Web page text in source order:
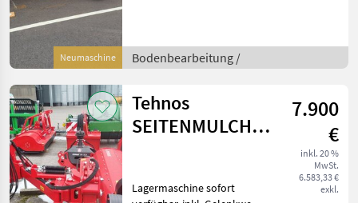
Neumaschine
variable
Schnittbreitenverstellung,
Bodenbearbeitung /
Tehnos
SEITENMULCHER
7.900
€
inkl. 20 %
MwSt.
6.583,33 €
exkl.
Lagermaschine sofort